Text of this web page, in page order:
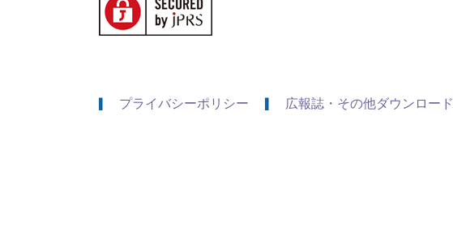
プライバシーポリシー 広報誌・その他ダウンロード